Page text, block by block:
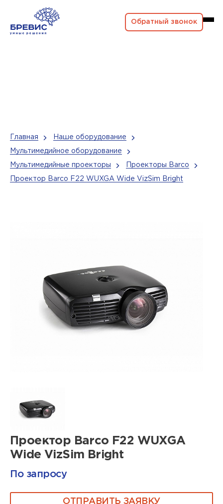
Обратный звонок
Главная Наше оборудование
Мультимедийное оборудование
Мультимедийные проекторы Проекторы Barco
Проектор Barco F22 WUXGA Wide VizSim Bright
Проектор Barco F22 WUXGA
Wide VizSim Bright
По запросу
ОТПРАВИТЬ ЗАЯВКУ